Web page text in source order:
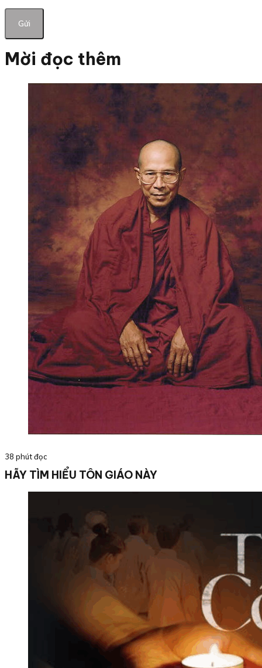
Mời đọc thêm
38 phút đọc
HÃY TÌM HIỂU TÔN GIÁO NÀY